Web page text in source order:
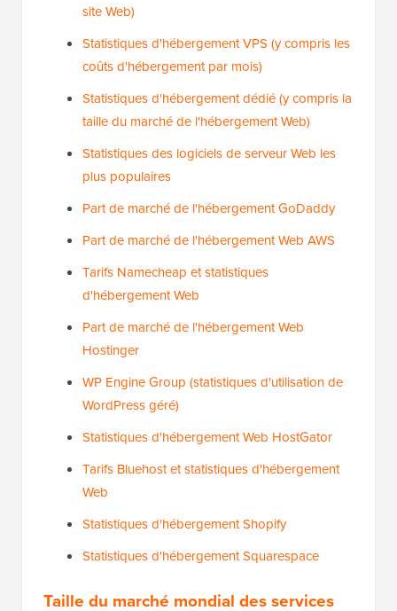
site Web)
Statistiques d'hébergement VPS (y compris les
coûts d'hébergement par mois)
Statistiques d'hébergement dédié (y compris la
taille du marché de l'hébergement Web)
Statistiques des logiciels de serveur Web les
plus populaires
Part de marché de l'hébergement GoDaddy
Part de marché de l'hébergement Web AWS
Tarifs Namecheap et statistiques
d'hébergement Web
Part de marché de l'hébergement Web
Hostinger
WP Engine Group (statistiques d'utilisation de
WordPress géré)
Statistiques d'hébergement Web HostGator
Tarifs Bluehost et statistiques d'hébergement
Web
Statistiques d'hébergement Shopify
Statistiques d'hébergement Squarespace
Taille du marché mondial des services